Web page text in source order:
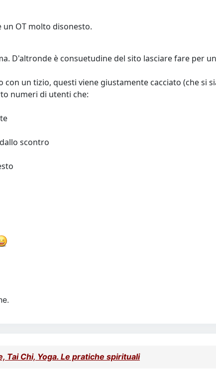
un OT molto disonesto.
D'altronde è consuetudine del sito lasciare fare per
un tizio, questi viene giustamente cacciato (che
numeri di utenti che:
scontro
Tai Chi, Yoga. Le pratiche spirituali